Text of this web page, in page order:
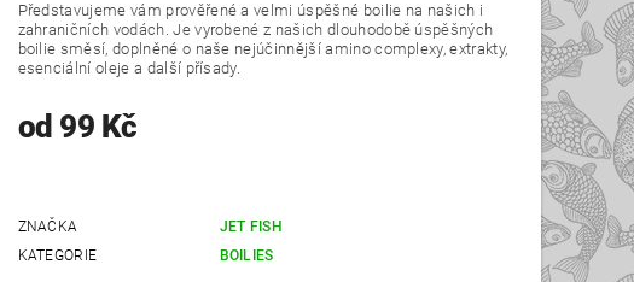
Představujeme vám prověřené a velmi úspěšné boilie na našich i
zahraničních vodách. Je vyrobené z našich dlouhodobě úspěšných
boilie směsí, doplněné o naše nejúčinnější amino complexy, extrakty,
esenciální oleje a další přísady.
od 99 Kč
ZNAČKA
JET FISH
KATEGORIE
BOILIES